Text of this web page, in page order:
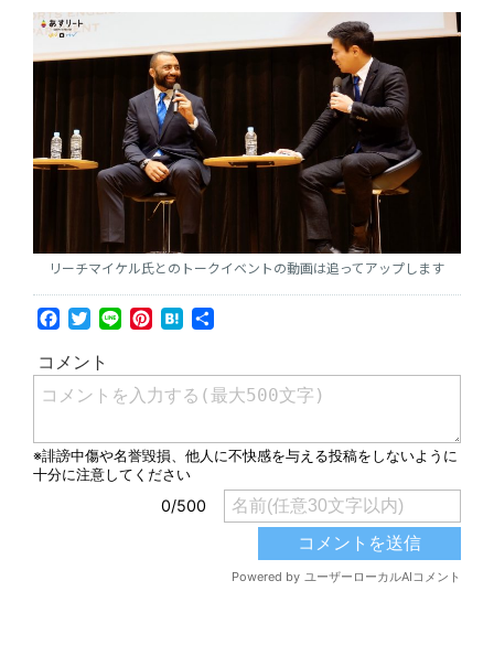
リーチマイケル氏とのトークイベントの動画は追ってアップします
Facebook
Twitter
LinePinterest
Hatena
共